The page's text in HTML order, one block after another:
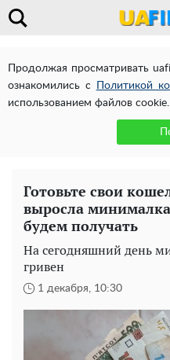
Продолжая просматривать
ознакомились с
Политикой
использованием файлов cookie.
Готовьте свои
выросла
будем получать
На сегодняшний день
гривен
1 декабря, 10:30